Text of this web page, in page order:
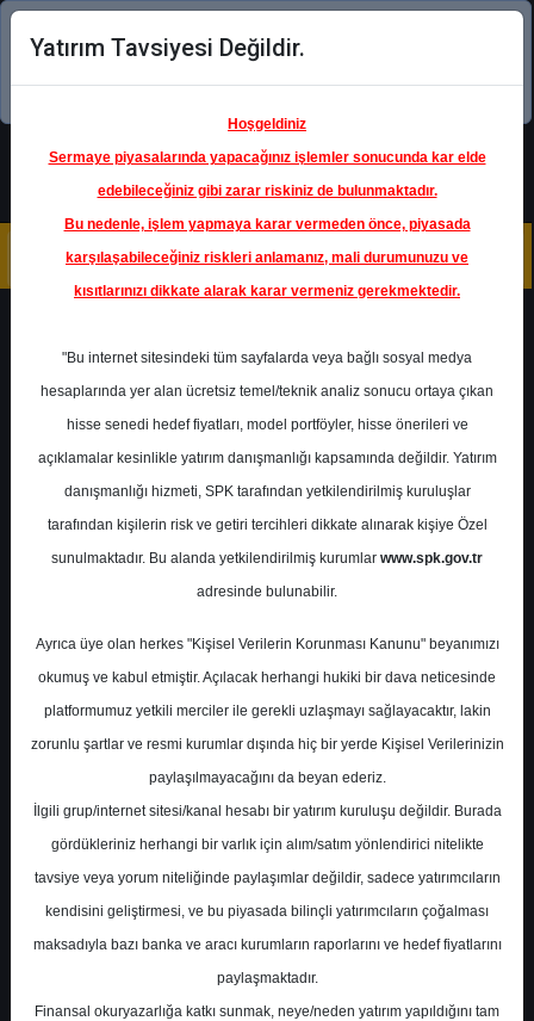
Şimdi uygulamayı indirin!
BIMAS- BİM BİRLEŞİK
MAĞAZALAR A.Ş.
Hedef Fiyat 201.00 ₺
Getiri
%-47.42
1 2
En Yüksek Tahmin
Ortalama Fiyat Tahmini 495,37 ₺
Ortalama Getiri Potansiyeli %29.59
Yatırım Tavsiyesi Değildir.
Hoşgeldiniz
Sermaye piyasalarında yapacağınız işlemler sonucunda kar elde
edebileceğiniz gibi zarar riskiniz de bulunmaktadır.
Bu nedenle, işlem yapmaya karar vermeden önce, piyasada
karşılaşabileceğiniz riskleri anlamanız, mali durumunuzu ve
kısıtlarınızı dikkate alarak karar vermeniz gerekmektedir.
"Bu internet sitesindeki tüm sayfalarda veya bağlı sosyal medya
hesaplarında yer alan ücretsiz temel/teknik analiz sonucu ortaya çıkan
hisse senedi hedef fiyatları, model portföyler, hisse önerileri ve
açıklamalar kesinlikle yatırım danışmanlığı kapsamında değildir. Yatırım
danışmanlığı hizmeti, SPK tarafından yetkilendirilmiş kuruluşlar
tarafından kişilerin risk ve getiri tercihleri dikkate alınarak kişiye Özel
sunulmaktadır. Bu alanda yetkilendirilmiş kurumlar www.spk.gov.tr
adresinde bulunabilir.
Ayrıca üye olan herkes "Kişisel Verilerin Korunması Kanunu" beyanımızı
okumuş ve kabul etmiştir. Açılacak herhangi hukiki bir dava neticesinde
platformumuz yetkili merciler ile gerekli uzlaşmayı sağlayacaktır, lakin
zorunlu şartlar ve resmi kurumlar dışında hiç bir yerde Kişisel Verilerinizin
paylaşılmayacağını da beyan ederiz.
İlgili grup/internet sitesi/kanal hesabı bir yatırım kuruluşu değildir. Burada
gördükleriniz herhangi bir varlık için alım/satım yönlendirici nitelikte
tavsiye veya yorum niteliğinde paylaşımlar değildir, sadece yatırımcıların
kendisini geliştirmesi, ve bu piyasada bilinçli yatırımcıların çoğalması
maksadıyla bazı banka ve aracı kurumların raporlarını ve hedef fiyatlarını
paylaşmaktadır.
Finansal okuryazarlığa katkı sunmak, neye/neden yatırım yapıldığını tam